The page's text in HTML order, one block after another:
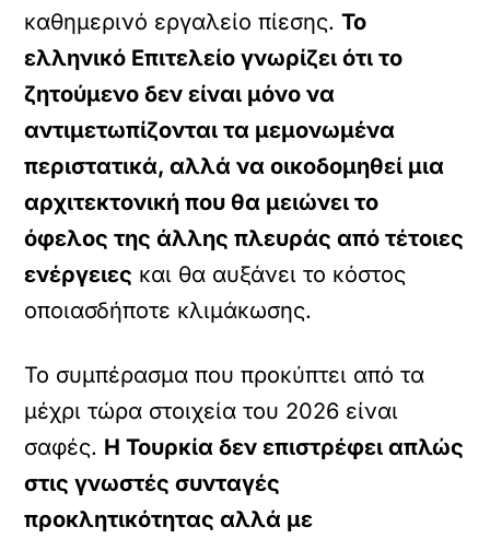
καθημερινό εργαλείο πίεσης.Το
ελληνικό Επιτελείο γνωρίζει ότι το
ζητούμενο δεν είναι μόνο να
αντιμετωπίζονται τα μεμονωμένα
περιστατικά, αλλά να οικοδομηθεί μια
αρχιτεκτονική που θα μειώνει το
όφελος της άλλης πλευράς από τέτοιες
ενέργειες και θα αυξάνει το κόστος
οποιασδήποτε κλιμάκωσης.
Το συμπέρασμα που προκύπτει από τα
μέχρι τώρα στοιχεία του 2026 είναι
σαφές. Η Τουρκία δεν επιστρέφει απλώς
στις γνωστές συνταγές
προκλητικότητας αλλά με